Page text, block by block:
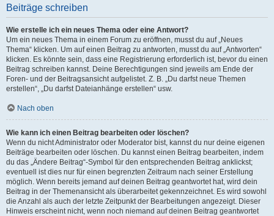
Beiträge schreiben
Wie erstelle ich ein neues Thema oder eine Antwort?
Um ein neues Thema in einem Forum zu eröffnen, musst du auf „Neues
Thema“ klicken. Um auf einen Beitrag zu antworten, musst du auf „Antworten“
klicken. Es könnte sein, dass eine Registrierung erforderlich ist, bevor du einen
Beitrag schreiben kannst. Deine Berechtigungen sind jeweils am Ende der
Foren- und der Beitragsansicht aufgelistet. Z. B. „Du darfst neue Themen
erstellen“, „Du darfst Dateianhänge erstellen“ usw.
Nach oben
Wie kann ich einen Beitrag bearbeiten oder löschen?
Wenn du nicht Administrator oder Moderator bist, kannst du nur deine eigenen
Beiträge bearbeiten oder löschen. Du kannst einen Beitrag bearbeiten, indem
du das „Ändere Beitrag“-Symbol für den entsprechenden Beitrag anklickst;
eventuell ist dies nur für einen begrenzten Zeitraum nach seiner Erstellung
möglich. Wenn bereits jemand auf deinen Beitrag geantwortet hat, wird dein
Beitrag in der Themenansicht als überarbeitet gekennzeichnet. Es wird sowohl
die Anzahl als auch der letzte Zeitpunkt der Bearbeitungen angezeigt. Dieser
Hinweis erscheint nicht, wenn noch niemand auf deinen Beitrag geantwortet